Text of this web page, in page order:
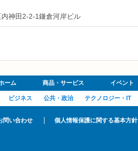
神田2-2-1鎌倉河岸ビル
ーム 商品・サービス イベント
ビジネス 公共・政治 テクノロジー・IT
問い合わせ 個人情報保護に関する基本方針